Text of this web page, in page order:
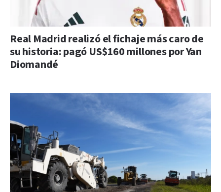
Real Madrid realizó el fichaje más caro de
su historia: pagó US$160 millones por Yan
Diomandé